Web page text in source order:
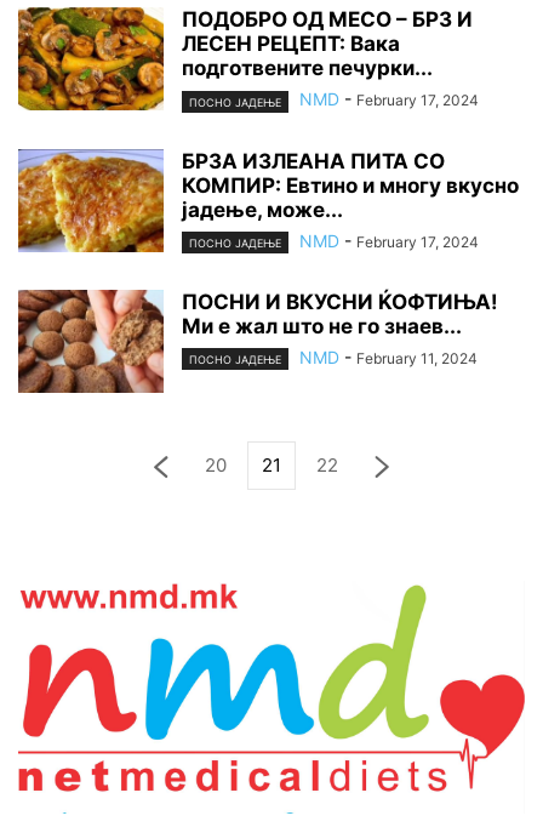
ПОДОБРО ОД МЕСО – БРЗ И
ЛЕСЕН РЕЦЕПТ: Вака
подготвените печурки...
ПОСНО ЈАДЕЊЕ NMD - February 17, 2024
БРЗА ИЗЛЕАНА ПИТА СО
КОМПИР: Евтино и многу вкусно
јадење, може...
ПОСНО ЈАДЕЊЕ NMD - February 17, 2024
ПОСНИ И ВКУСНИ ЌОФТИЊА!
Ми е жал што не го знаев...
ПОСНО ЈАДЕЊЕ NMD - February 11, 2024
20 21 22